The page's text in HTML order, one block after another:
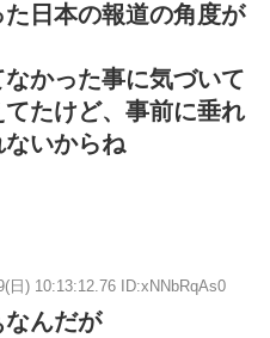
日本の報道の角度が
かった事に気づいて
たけど、事前に垂れ
いからね
日) 10:13:12.76 ID:xNNbRqAs0
んだが